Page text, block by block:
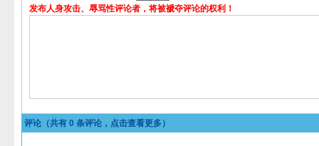
发布人身攻击、辱骂性评论者，将被褫夺评论的权利！
评论（共有 0 条评论，点击查看更多）